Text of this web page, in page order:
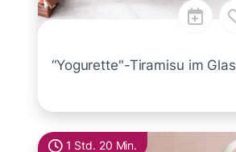
“Yogurette"-Tiramisu im Glas
1 Std. 20 Min.